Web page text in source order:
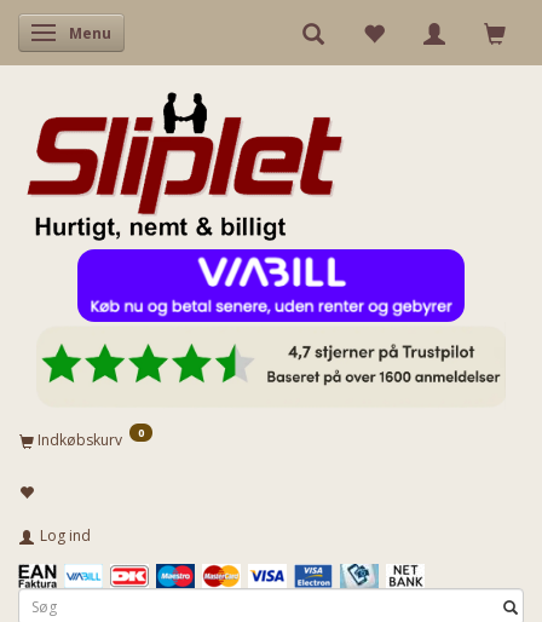
Skifte navigation
Menu
Indkøbskurv 0
Log ind